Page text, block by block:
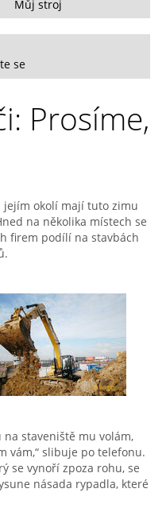
Můj stroj
se
Prosíme,
jejím okolí mají tuto zimu
na několika místech se
firem podílí na stavbách
staveniště mu volám,
vám,“ slibuje po telefonu.
se vynoří zpoza rohu, se
násada rypadla, které